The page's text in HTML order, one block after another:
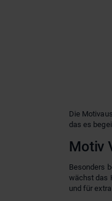
Die
das es
Motiv
Besonders
wächst das
und für